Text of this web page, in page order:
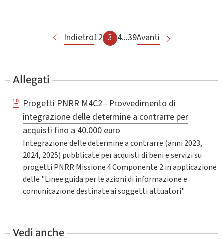
Indietro12 3 4...39Avanti
Allegati
Progetti PNRR M4C2 - Provvedimento di
integrazione delle determine a contrarre per
acquisti fino a 40.000 euro
Integrazione delle determine a contrarre (anni 2023,
2024, 2025) pubblicate per acquisti di beni e servizi su
progetti PNRR Missione 4 Componente 2 in applicazione
delle "Linee guida per le azioni di informazione e
comunicazione destinate ai soggetti attuatori"
Vedi anche